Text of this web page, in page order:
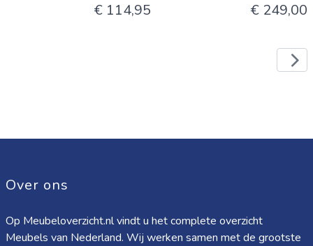
€ 114,95 € 249,00
Over ons
Op Meubeloverzicht.nl vindt u het complete overzicht
Meubels van Nederland. Wij werken samen met de grootste